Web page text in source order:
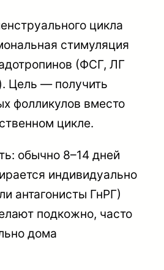
цикла
стимуляция
(ФСГ, ЛГ
Цель — получить
фолликулов вместо
цикле.
обычно 8–14 дней
индивидуально
антагонисты ГнРГ)
подкожно, часто
дома